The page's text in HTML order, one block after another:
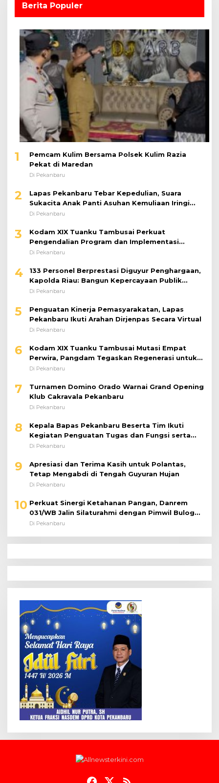
Berita Populer
1
Pemcam Kulim Bersama Polsek Kulim Razia
Pekat di Maredan
Di Pekanbaru
2
Lapas Pekanbaru Tebar Kepedulian, Suara
Sukacita Anak Panti Asuhan Kemuliaan Iringi
Bantuan Sosial
Di Pekanbaru
3
Kodam XIX Tuanku Tambusai Perkuat
Pengendalian Program dan Implementasi
Doktrin TNI AD
Di Pekanbaru
4
133 Personel Berprestasi Diguyur Penghargaan,
Kapolda Riau: Bangun Kepercayaan Publik
dengan Karya Nyata
Di Pekanbaru
5
Penguatan Kinerja Pemasyarakatan, Lapas
Pekanbaru Ikuti Arahan Dirjenpas Secara Virtual
Di Pekanbaru
6
Kodam XIX Tuanku Tambusai Mutasi Empat
Perwira, Pangdam Tegaskan Regenerasi untuk
Perkuat Kinerja Satuan
Di Pekanbaru
7
Turnamen Domino Orado Warnai Grand Opening
Klub Cakravala Pekanbaru
Di Pekanbaru
8
Kepala Bapas Pekanbaru Beserta Tim Ikuti
Kegiatan Penguatan Tugas dan Fungsi serta
Paparan Penempatan WBP ke Lapas Terbuka
Di Pekanbaru
9
Apresiasi dan Terima Kasih untuk Polantas,
Tetap Mengabdi di Tengah Guyuran Hujan
Di Pekanbaru
10 Perkuat Sinergi Ketahanan Pangan, Danrem
031/WB Jalin Silaturahmi dengan Pimwil Bulog
Riau dan Kepri
Di Pekanbaru